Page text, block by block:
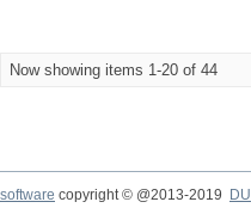
Now showing items 1-20 of 44
software copyright © @2013-2019
DU